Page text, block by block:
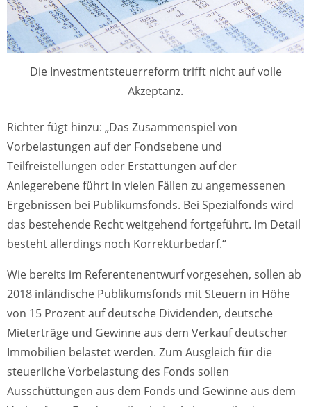
Die Investmentsteuerreform trifft nicht auf volle
Akzeptanz.
Richter fügt hinzu: „Das Zusammenspiel von
Vorbelastungen auf der Fondsebene und
Teilfreistellungen oder Erstattungen auf der
Anlegerebene führt in vielen Fällen zu angemessenen
Ergebnissen bei Publikumsfonds. Bei Spezialfonds wird
das bestehende Recht weitgehend fortgeführt. Im Detail
besteht allerdings noch Korrekturbedarf.“
Wie bereits im Referentenentwurf vorgesehen, sollen ab
2018 inländische Publikumsfonds mit Steuern in Höhe
von 15 Prozent auf deutsche Dividenden, deutsche
Mieterträge und Gewinne aus dem Verkauf deutscher
Immobilien belastet werden. Zum Ausgleich für die
steuerliche Vorbelastung des Fonds sollen
Ausschüttungen aus dem Fonds und Gewinne aus dem